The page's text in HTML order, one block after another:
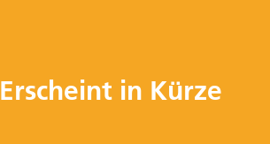
Erscheint in Kürze